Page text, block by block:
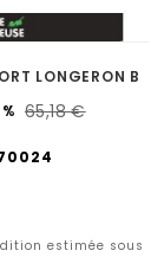
LONGERON B
65,18 €
estimée sous